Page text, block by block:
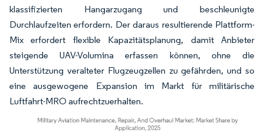
klassifizierten Hangarzugang und beschleunigte
Durchlaufzeiten erfordern. Der daraus resultierende Plattform-
Mix erfordert flexible Kapazitätsplanung, damit Anbieter
steigende UAV-Volumina erfassen können, ohne die
Unterstützung veralteter Flugzeugzellen zu gefährden, und so
eine ausgewogene Expansion im Markt für militärische
Luftfahrt-MRO aufrechtzuerhalten.